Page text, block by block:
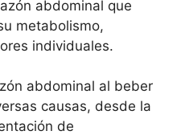
abdominal que
metabolismo,
individuales.
abdominal al beber
causas, desde la
de